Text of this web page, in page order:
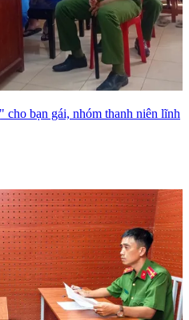
cho bạn gái, nhóm thanh niên lĩnh